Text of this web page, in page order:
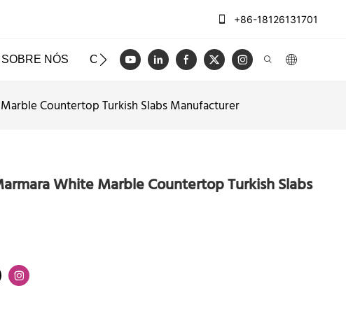
+86-18126131701
SOBRE NÓS CASOS BLOG VÍDEO ENTRE EM
Countertop Turkish Slabs Manufacturer
White Marble Countertop Turkish Slabs